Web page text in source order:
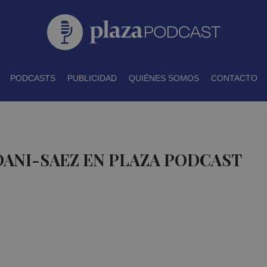
PODCASTS PUBLICIDAD QUIÉNES SOMOS CONTACTO
SAEZ EN PLAZA PODCAST